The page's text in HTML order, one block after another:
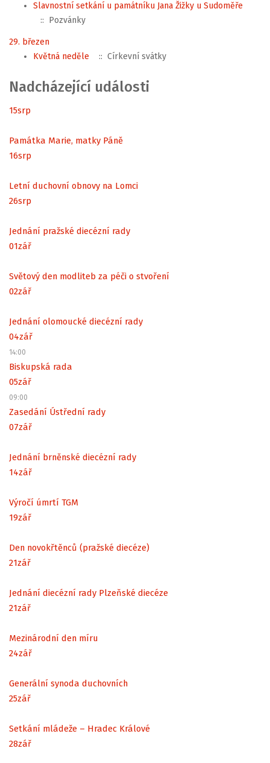
Slavnostní setkání u památníku Jana Žižky u Sudoměře
:: Pozvánky
29. březen
Květná neděle
:: Církevní svátky
Nadcházející události
15srp
Památka Marie, matky Páně
16srp
Letní duchovní obnovy na Lomci
26srp
Jednání pražské diecézní rady
01zář
Světový den modliteb za péči o stvoření
02zář
Jednání olomoucké diecézní rady
04zář
14:00
Biskupská rada
05zář
09:00
Zasedání Ústřední rady
07zář
Jednání brněnské diecézní rady
14zář
Výročí úmrtí TGM
19zář
Den novokřtěnců (pražské diecéze)
21zář
Jednání diecézní rady Plzeňské diecéze
21zář
Mezinárodní den míru
24zář
Generální synoda duchovních
25zář
Setkání mládeže – Hradec Králové
28zář